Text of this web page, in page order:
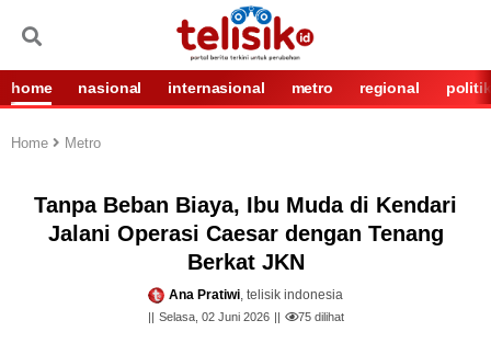
home nasional internasional metro regional politik
Home Metro
Tanpa Beban Biaya, Ibu Muda di Kendari
Jalani Operasi Caesar dengan Tenang
Berkat JKN
Ana Pratiwi, telisik indonesia
Selasa, 02 Juni 2026 75dilihat